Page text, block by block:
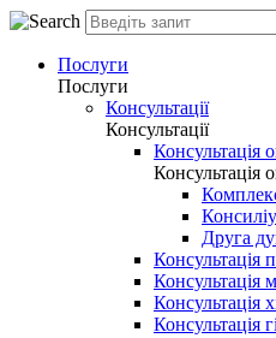
Послуги
Послуги
Консультації
Консультації
Консультація
Консультація
Друга
Консультація
Консультація
Консультація
Консультація